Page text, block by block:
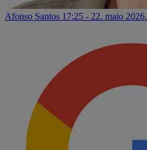
Afonso Santos 17:25 - 22. maio 2026.